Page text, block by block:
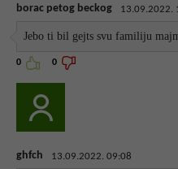
borac petog beckog 13.09.2022.
Jebo ti bil gejts svu familiju
0 0
ghfch 13.09.2022. 09:08